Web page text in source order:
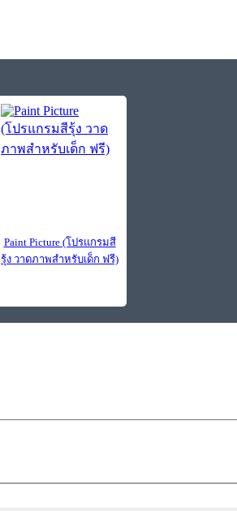
Paint Picture (โปรแกรมสี
รุ้ง วาดภาพสำหรับเด็ก ฟรี)